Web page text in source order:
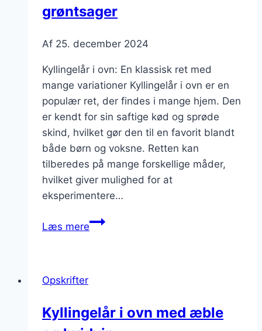
grøntsager
Af 25. december 2024
Kyllingelår i ovn: En klassisk ret med
mange variationer Kyllingelår i ovn er en
populær ret, der findes i mange hjem. Den
er kendt for sin saftige kød og sprøde
skind, hvilket gør den til en favorit blandt
både børn og voksne. Retten kan
tilberedes på mange forskellige måder,
hvilket giver mulighed for at
eksperimentere…
Læs mereKyllingelår
og
Opskrifter
Kyllingelår i ovn med æble